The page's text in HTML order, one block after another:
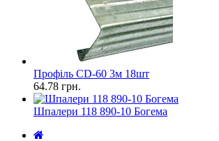
Профіль CD-60 3м 18шт
64.78 грн.
Шпалери 118 890-10 Богема